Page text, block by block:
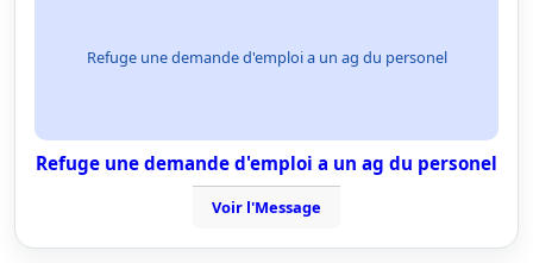
Refuge une demande d'emploi a un ag du personel
Refuge une demande d'emploi a un ag du personel
Voir l'Message